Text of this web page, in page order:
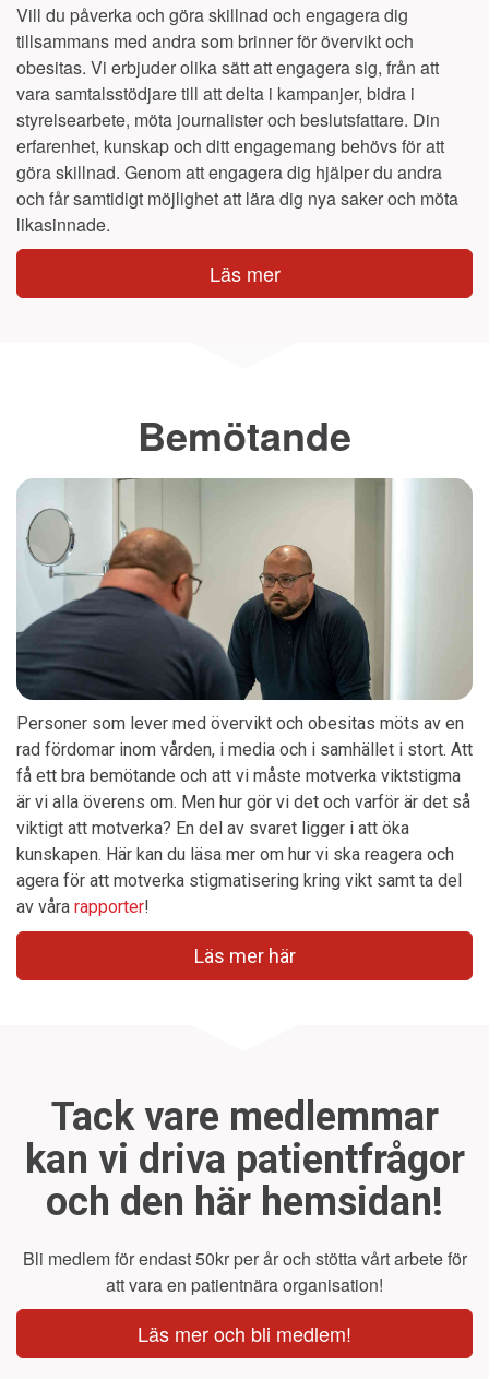
Vill du påverka och göra skillnad och engagera dig
tillsammans med andra som brinner för övervikt och
obesitas. Vi erbjuder olika sätt att engagera sig, från att
vara samtalsstödjare till att delta i kampanjer, bidra i
styrelsearbete, möta journalister och beslutsfattare. Din
erfarenhet, kunskap och ditt engagemang behövs för att
göra skillnad. Genom att engagera dig hjälper du andra
och får samtidigt möjlighet att lära dig nya saker och möta
likasinnade.
Läs mer
Bemötande
Personer som lever med övervikt och obesitas möts av en
rad fördomar inom vården, i media och i samhället i stort. Att
få ett bra bemötande och att vi måste motverka viktstigma
är vi alla överens om. Men hur gör vi det och varför är det så
viktigt att motverka? En del av svaret ligger i att öka
kunskapen. Här kan du läsa mer om hur vi ska reagera och
agera för att motverka stigmatisering kring vikt samt ta del
av våra rapporter!
Läs mer här
Tack vare medlemmar
kan vi driva patientfrågor
och den här hemsidan!
Bli medlem för endast 50kr per år och stötta vårt arbete för
att vara en patientnära organisation!
Läs mer och bli medlem!